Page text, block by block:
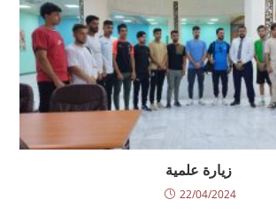
زيارة علمية
22/04/2024